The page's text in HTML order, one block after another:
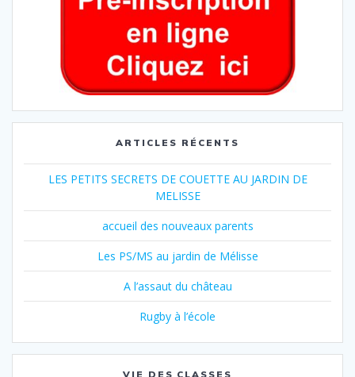
ARTICLES RÉCENTS
LES PETITS SECRETS DE COUETTE AU JARDIN DE
MELISSE
accueil des nouveaux parents
Les PS/MS au jardin de Mélisse
A l’assaut du château
Rugby à l’école
VIE DES CLASSES